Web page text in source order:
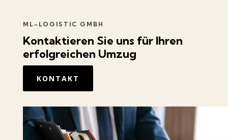
ML-LOGISTIC GMBH
Kontaktieren Sie uns für Ihren
erfolgreichen Umzug
KONTAKT